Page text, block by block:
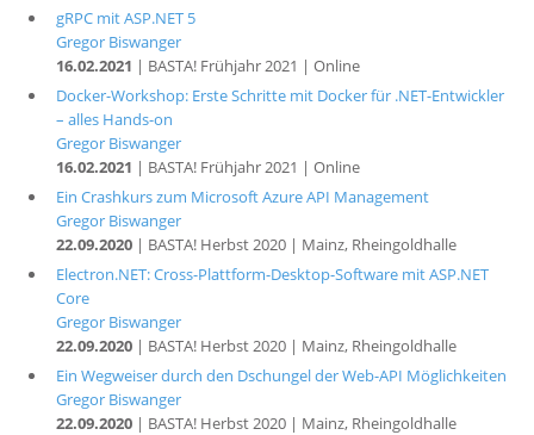
gRPC mit ASP.NET 5
Gregor Biswanger
16.02.2021 | BASTA! Frühjahr 2021 | Online
Docker-Workshop: Erste Schritte mit Docker für .NET-Entwickler
– alles Hands-on
Gregor Biswanger
16.02.2021 | BASTA! Frühjahr 2021 | Online
Ein Crashkurs zum Microsoft Azure API Management
Gregor Biswanger
22.09.2020| BASTA! Herbst 2020 | Mainz, Rheingoldhalle
Electron.NET: Cross-Plattform-Desktop-Software mit ASP.NET
Core
Gregor Biswanger
22.09.2020| BASTA! Herbst 2020 | Mainz, Rheingoldhalle
Ein Wegweiser durch den Dschungel der Web-API Möglichkeiten
Gregor Biswanger
22.09.2020| BASTA! Herbst 2020 | Mainz, Rheingoldhalle